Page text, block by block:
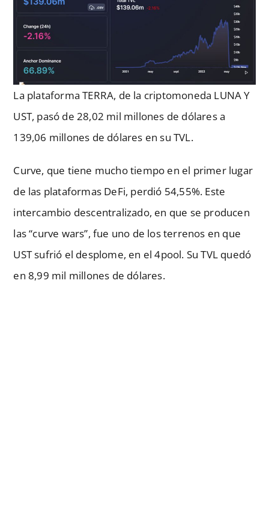
La plataforma TERRA, de la criptomoneda LUNA Y
UST, pasó de 28,02 mil millones de dólares a
139,06 millones de dólares en su TVL.
Curve, que tiene mucho tiempo en el primer lugar
de las plataformas DeFi, perdió 54,55%. Este
intercambio descentralizado, en que se producen
las “curve wars”, fue uno de los terrenos en que
UST sufrió el desplome, en el 4pool. Su TVL quedó
en 8,99 mil millones de dólares.